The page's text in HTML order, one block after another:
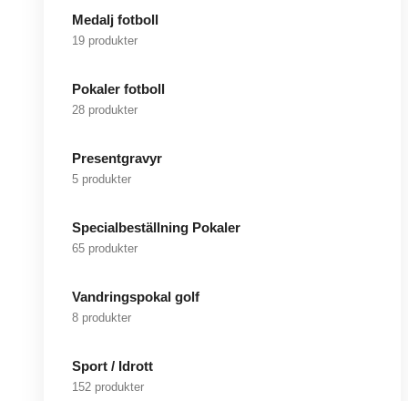
Medalj fotboll
19 produkter
Pokaler fotboll
28 produkter
Presentgravyr
5 produkter
Specialbeställning Pokaler
65 produkter
Vandringspokal golf
8 produkter
Sport / Idrott
152 produkter